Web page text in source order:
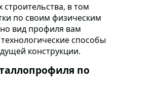
в том
по своим физическим
вид профиля вам
способы
конструкции.
по